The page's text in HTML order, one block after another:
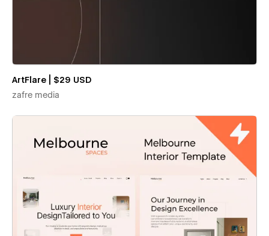
ArtFlare | $29 USD
zafre media